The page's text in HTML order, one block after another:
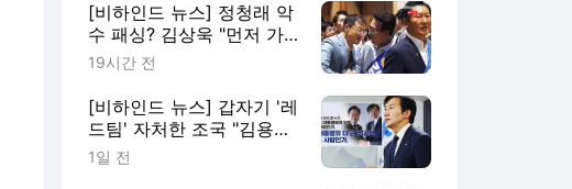
[비하인드 뉴스] 정청래 악
수 패싱? 김상욱 "먼저 가
서 인사한 게 팩트"
19시간 전
[비하인드 뉴스] 갑자기 '레
드팀' 자처한 조국 "김용범
책임 물어야"
1일 전